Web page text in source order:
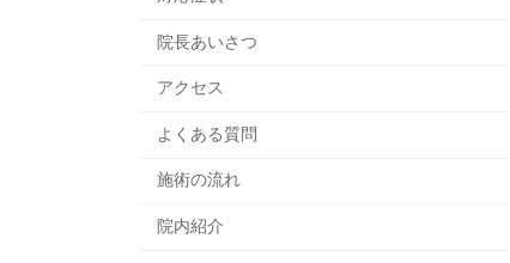
院長あいさつ
アクセス
よくある質問
施術の流れ
院内紹介